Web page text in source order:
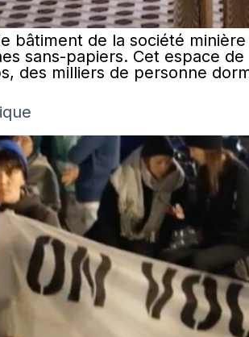
bâtiment de la société
sans-papiers. Cet espace
des milliers de personne